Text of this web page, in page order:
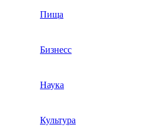
Пища
Бизнесс
Наука
Культура